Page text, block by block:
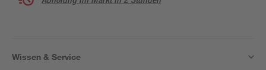
Wissen & Service